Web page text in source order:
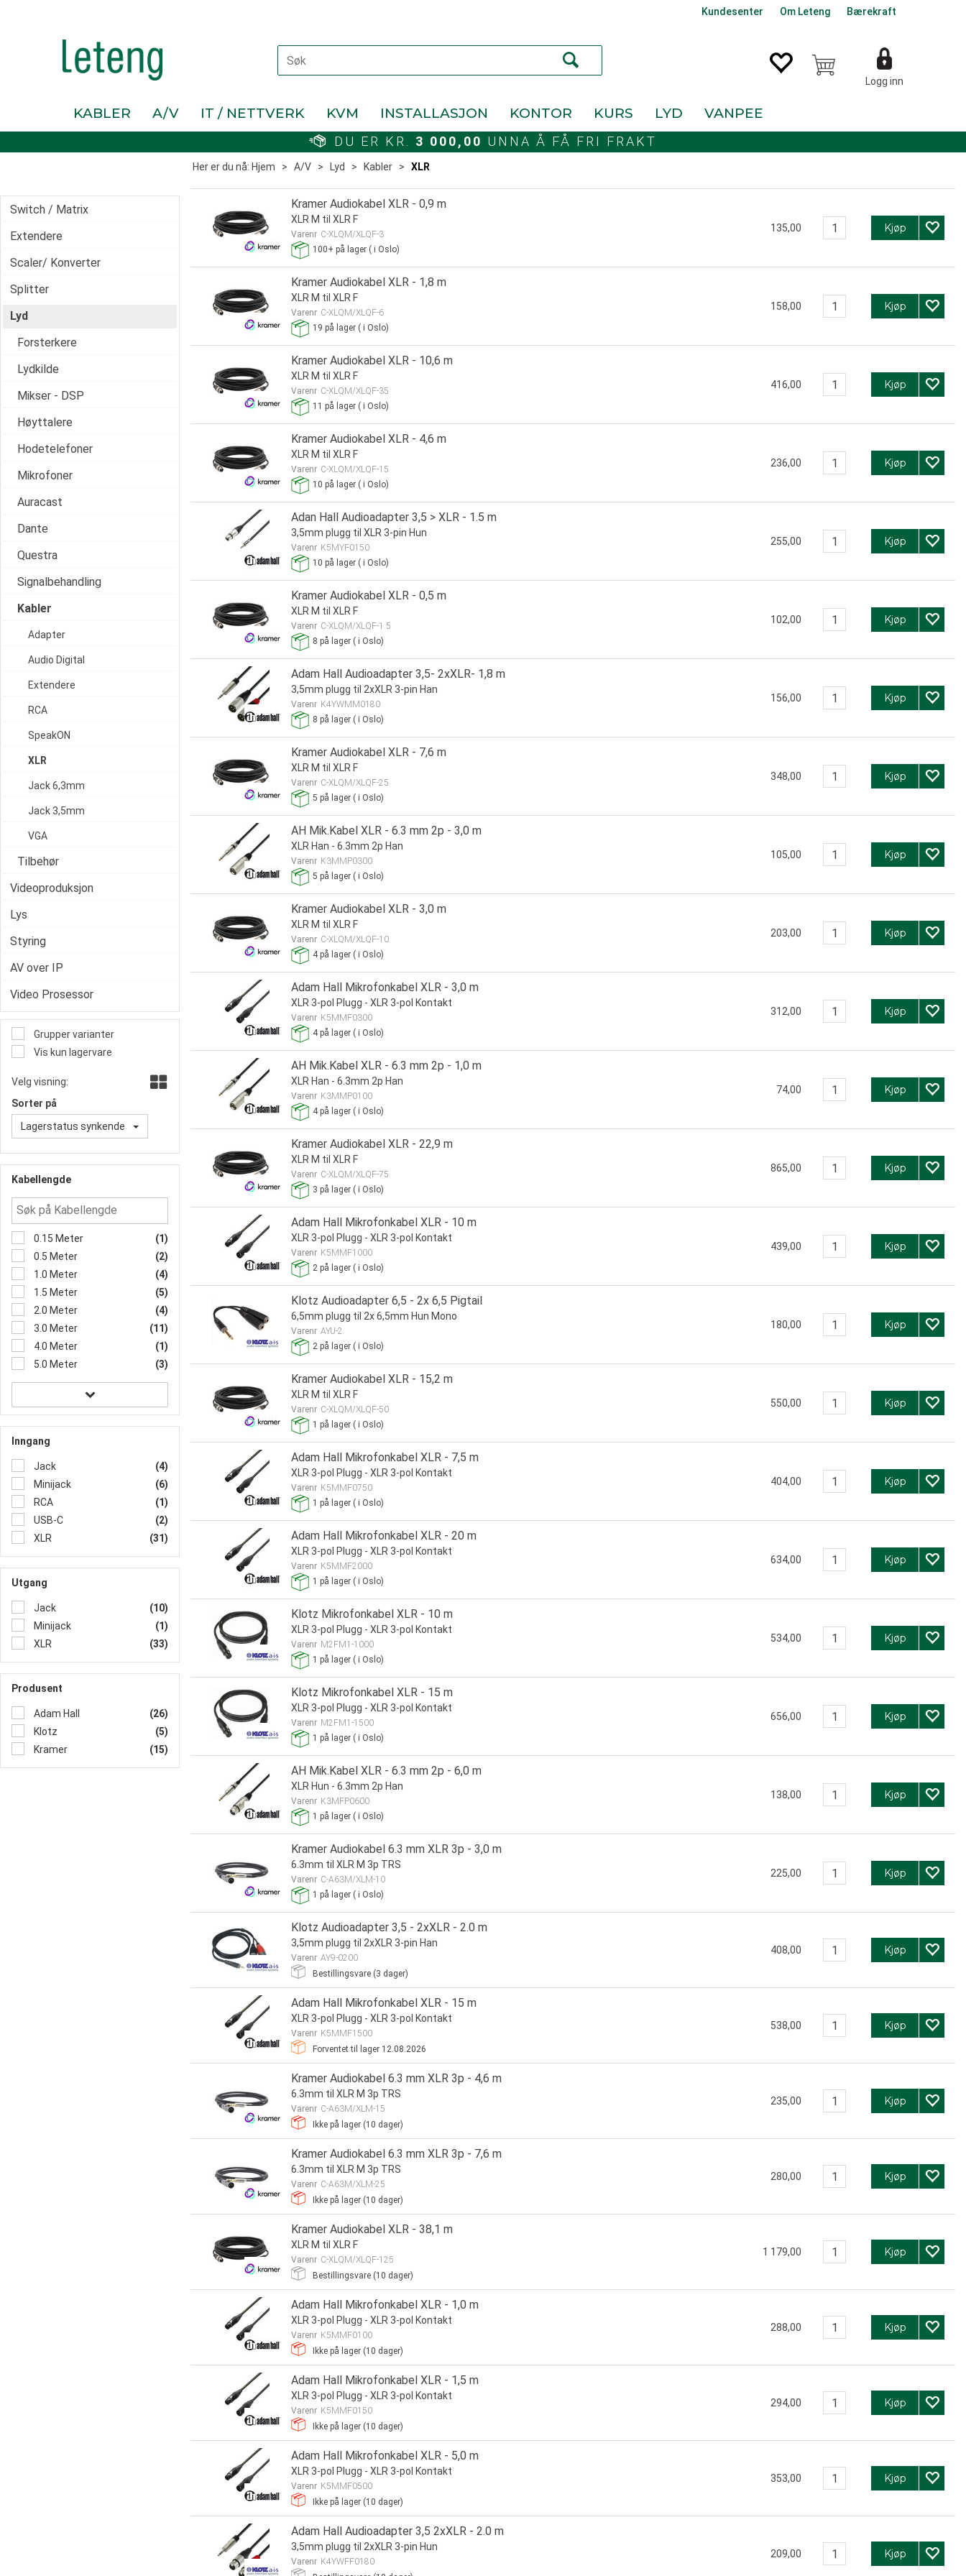
Kundesenter Om Leteng Bærekraft
Logg inn
KABLER A/V IT / NETTVERK KVM INSTALLASJON KONTOR KURS LYD VANPEE
DU ER KR. 3 000,00 UNNA Å FÅ FRI FRAKT
Her er du nå: Hjem > A/V > Lyd > Kabler > XLR
Grupper varianter
Vis kun lagervare
Velg visning:
Sorter på
Lagerstatus synkende
Kabellengde
0.15 Meter
(1)
0.5 Meter
(2)
1.0 Meter
(4)
1.5 Meter
(5)
2.0 Meter
(4)
3.0 Meter
(11)
4.0 Meter
(1)
5.0 Meter
(3)
Inngang
Jack
(4)
Minijack
(6)
RCA
(1)
USB-C
(2)
XLR
(31)
Utgang
Jack
(10)
Minijack
(1)
XLR
(33)
Produsent
Adam Hall
(26)
Klotz
(5)
Kramer
(15)
Switch / Matrix
Extendere
Scaler/ Konverter
Splitter
Lyd
Forsterkere
Lydkilde
Mikser - DSP
Høyttalere
Hodetelefoner
Mikrofoner
Auracast
Dante
Questra
Signalbehandling
Kabler
Adapter
Audio Digital
Extendere
RCA
SpeakON
XLR
Jack 6,3mm
Jack 3,5mm
VGA
Tilbehør
Videoproduksjon
Lys
Styring
AV over IP
Video Prosessor
Kramer Audiokabel XLR - 0,9 m
XLR M til XLR F
Varenr C-XLQM/XLQF-3
100+ på lager ( i Oslo)
135,00 Kjøp
Kramer Audiokabel XLR - 1,8 m
XLR M til XLR F
Varenr C-XLQM/XLQF-6
19 på lager ( i Oslo)
158,00 Kjøp
Kramer Audiokabel XLR - 10,6 m
XLR M til XLR F
Varenr C-XLQM/XLQF-35
11 på lager ( i Oslo)
416,00 Kjøp
Kramer Audiokabel XLR - 4,6 m
XLR M til XLR F
Varenr C-XLQM/XLQF-15
10 på lager ( i Oslo)
236,00 Kjøp
Adan Hall Audioadapter 3,5 > XLR - 1.5 m
3,5mm plugg til XLR 3-pin Hun
Varenr K5MYF0150
10 på lager ( i Oslo)
255,00 Kjøp
Kramer Audiokabel XLR - 0,5 m
XLR M til XLR F
Varenr C-XLQM/XLQF-1.5
8 på lager ( i Oslo)
102,00 Kjøp
Adam Hall Audioadapter 3,5- 2xXLR- 1,8 m
3,5mm plugg til 2xXLR 3-pin Han
Varenr K4YWMM0180
8 på lager ( i Oslo)
156,00 Kjøp
Kramer Audiokabel XLR - 7,6 m
XLR M til XLR F
Varenr C-XLQM/XLQF-25
5 på lager ( i Oslo)
348,00 Kjøp
AH Mik.Kabel XLR - 6.3 mm 2p - 3,0 m
XLR Han - 6.3mm 2p Han
Varenr K3MMP0300
5 på lager ( i Oslo)
105,00 Kjøp
Kramer Audiokabel XLR - 3,0 m
XLR M til XLR F
Varenr C-XLQM/XLQF-10
4på lager ( i Oslo)
203,00 Kjøp
Adam Hall Mikrofonkabel XLR - 3,0 m
XLR 3-pol Plugg - XLR 3-pol Kontakt
Varenr K5MMF0300
4på lager ( i Oslo)
312,00 Kjøp
AH Mik.Kabel XLR - 6.3 mm 2p - 1,0 m
XLR Han - 6.3mm 2p Han
Varenr K3MMP0100
4på lager ( i Oslo)
74,00 Kjøp
Kramer Audiokabel XLR - 22,9 m
XLR M til XLR F
Varenr C-XLQM/XLQF-75
3 på lager ( i Oslo)
865,00 Kjøp
Adam Hall Mikrofonkabel XLR - 10 m
XLR 3-pol Plugg - XLR 3-pol Kontakt
Varenr K5MMF1000
2 på lager ( i Oslo)
439,00 Kjøp
Klotz Audioadapter 6,5 - 2x 6,5 Pigtail
6,5mm plugg til 2x 6,5mm Hun Mono
Varenr AYU-2
2 på lager ( i Oslo)
180,00 Kjøp
Kramer Audiokabel XLR - 15,2 m
XLR M til XLR F
Varenr C-XLQM/XLQF-50
1 på lager ( i Oslo)
550,00 Kjøp
Adam Hall Mikrofonkabel XLR - 7,5 m
XLR 3-pol Plugg - XLR 3-pol Kontakt
Varenr K5MMF0750
1 på lager ( i Oslo)
404,00 Kjøp
Adam Hall Mikrofonkabel XLR - 20 m
XLR 3-pol Plugg - XLR 3-pol Kontakt
Varenr K5MMF2000
1 på lager ( i Oslo)
634,00 Kjøp
Klotz Mikrofonkabel XLR - 10 m
XLR 3-pol Plugg - XLR 3-pol Kontakt
Varenr M2FM1-1000
1 på lager ( i Oslo)
534,00 Kjøp
Klotz Mikrofonkabel XLR - 15 m
XLR 3-pol Plugg - XLR 3-pol Kontakt
Varenr M2FM1-1500
1 på lager ( i Oslo)
656,00 Kjøp
AH Mik.Kabel XLR - 6.3 mm 2p - 6,0 m
XLR Hun - 6.3mm 2p Han
Varenr K3MFP0600
1 på lager ( i Oslo)
138,00 Kjøp
Kramer Audiokabel 6.3 mm XLR 3p - 3,0 m
6.3mm til XLR M 3p TRS
Varenr C-A63M/XLM-10
1 på lager ( i Oslo)
225,00 Kjøp
Klotz Audioadapter 3,5 - 2xXLR - 2.0 m
3,5mm plugg til 2xXLR 3-pin Han
Varenr AY9-0200
Bestillingsvare (3 dager)
408,00 Kjøp
Adam Hall Mikrofonkabel XLR - 15 m
XLR 3-pol Plugg - XLR 3-pol Kontakt
Varenr K5MMF1500
Forventet til lager 12.08.2026
538,00 Kjøp
Kramer Audiokabel 6.3 mm XLR 3p - 4,6 m
6.3mm til XLR M 3p TRS
Varenr C-A63M/XLM-15
Ikke på lager (10 dager)
235,00 Kjøp
Kramer Audiokabel 6.3 mm XLR 3p - 7,6 m
6.3mm til XLR M 3p TRS
Varenr C-A63M/XLM-25
Ikke på lager (10 dager)
280,00 Kjøp
Kramer Audiokabel XLR - 38,1 m
XLR M til XLR F
Varenr C-XLQM/XLQF-125
Bestillingsvare (10 dager)
1 179,00 Kjøp
Adam Hall Mikrofonkabel XLR - 1,0 m
XLR 3-pol Plugg - XLR 3-pol Kontakt
Varenr K5MMF0100
Ikke på lager (10 dager)
288,00 Kjøp
Adam Hall Mikrofonkabel XLR - 1,5 m
XLR 3-pol Plugg - XLR 3-pol Kontakt
Varenr K5MMF0150
Ikke på lager (10 dager)
294,00 Kjøp
Adam Hall Mikrofonkabel XLR - 5,0 m
XLR 3-pol Plugg - XLR 3-pol Kontakt
Varenr K5MMF0500
Ikke på lager (10 dager)
353,00 Kjøp
Adam Hall Audioadapter 3,5 2xXLR - 2.0 m
3,5mm plugg til 2xXLR 3-pin Hun
Varenr K4YWFF0180
209,00 Kjøp